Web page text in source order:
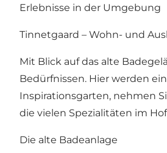
Erlebnisse in der Umgebung
Tinnetgaard – Wohn- und
Mit Blick auf das alte
Bedürfnissen. Hier werden
Inspirationsgarten, nehmen
die vielen Spezialitäten im
Die alte Badeanlage